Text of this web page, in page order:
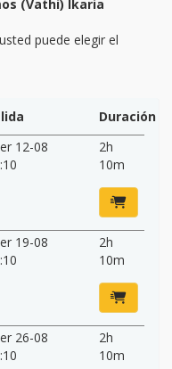
(Vathi) Ikaria
puede elegir el
Duración
12-08
2h
10m
19-08
2h
10m
26-08
2h
10m